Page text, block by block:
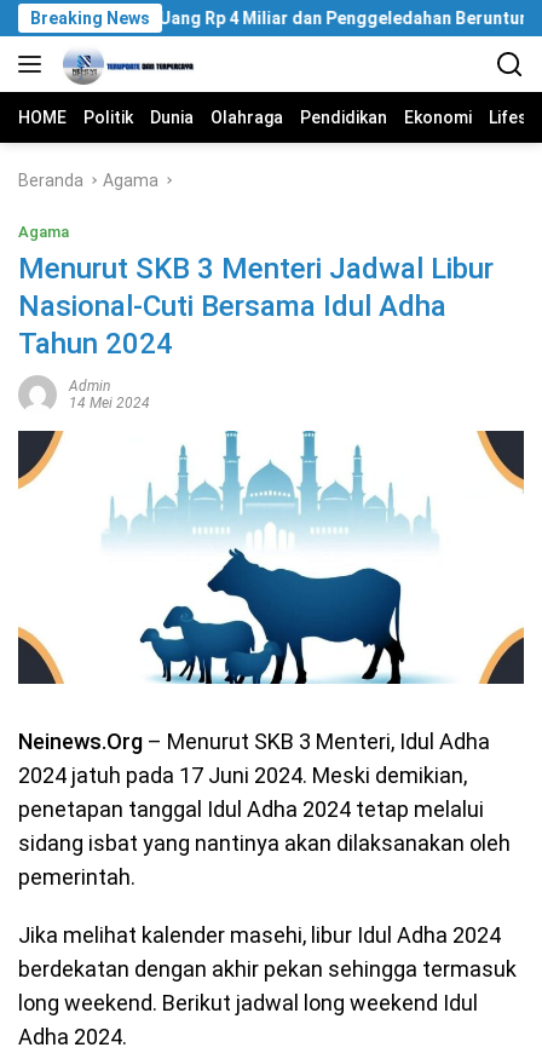
Langsung
ke
konten
Breaking News
Jejak Uang Rp 4 Miliar dan Penggeledahan Beruntun
HOME Politik Dunia Olahraga Pendidikan Ekonomi
Beranda Agama
Agama
Menurut SKB 3 Menteri Jadwal Libur
Nasional-Cuti Bersama Idul Adha
Tahun 2024
Admin
14 Mei 2024
Neinews.Org – Menurut SKB 3 Menteri, Idul Adha
2024 jatuh pada 17 Juni 2024. Meski demikian,
penetapan tanggal Idul Adha 2024 tetap melalui
sidang isbat yang nantinya akan dilaksanakan oleh
pemerintah.
Jika melihat kalender masehi, libur Idul Adha 2024
berdekatan dengan akhir pekan sehingga termasuk
long weekend. Berikut jadwal long weekend Idul
Adha 2024.